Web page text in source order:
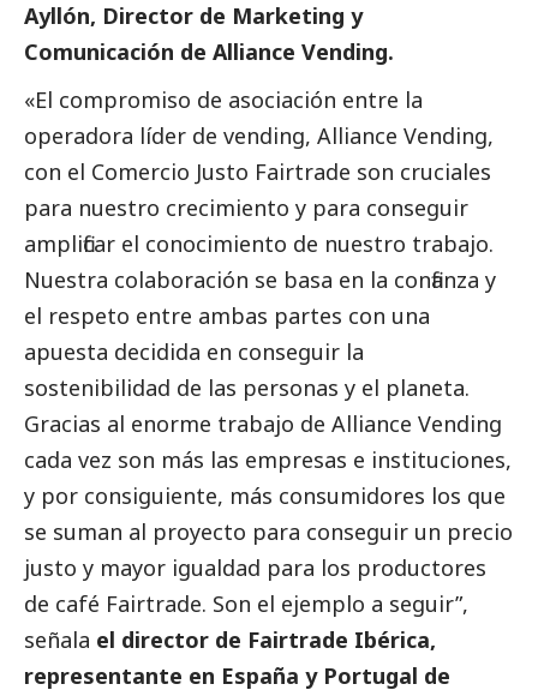
Ayllón, Director de Marketing y
Comunicación de Alliance Vending.
«El compromiso de asociación entre la
operadora líder de vending, Alliance Vending,
con el Comercio Justo Fairtrade son cruciales
para nuestro crecimiento y para conseguir
amplificar el conocimiento de nuestro trabajo.
Nuestra colaboración se basa en la confianza y
el respeto entre ambas partes con una
apuesta decidida en conseguir la
sostenibilidad de las personas y el planeta.
Gracias al enorme trabajo de Alliance Vending
cada vez son más las empresas e instituciones,
y por consiguiente, más consumidores los que
se suman al proyecto para conseguir un precio
justo y mayor igualdad para los productores
de café Fairtrade. Son el ejemplo a seguir”,
señala el director de Fairtrade Ibérica,
representante en España y Portugal de